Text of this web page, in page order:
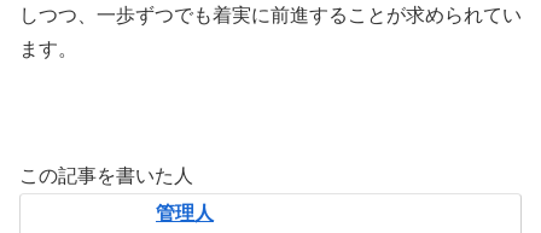
しつつ、一歩ずつでも着実に前進することが求められてい
ます。
この記事を書いた人
管理人